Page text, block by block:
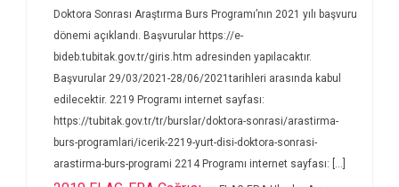
Doktora Sonrası Araştırma Burs Programı’nın 2021 yılı başvuru
dönemi açıklandı. Başvurular https://e-
bideb.tubitak.gov.tr/giris.htm adresinden yapılacaktır.
Başvurular 29/03/2021-28/06/2021tarihleri arasında kabul
edilecektir. 2219 Programı internet sayfası:
https://tubitak.gov.tr/tr/burslar/doktora-sonrasi/arastirma-
burs-programlari/icerik-2219-yurt-disi-doktora-sonrasi-
arastirma-burs-programi 2214 Programı internet sayfası: [...]